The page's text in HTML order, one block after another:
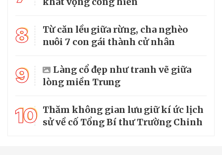
8
Từ căn lều giữa rừng, cha nghèo
nuôi 7 con gái thành cử nhân
9
Làng cổ đẹp như tranh vẽ giữa
lòng miền Trung
10 Thăm không gian lưu giữ kí ức lịch
sử về cố Tổng Bí thư Trường Chinh